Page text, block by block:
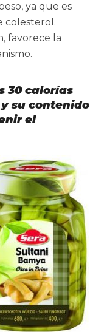
ya que es
colesterol.
favorece la
30 calorías
su contenido
el